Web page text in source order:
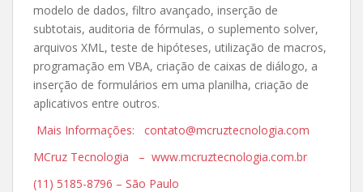
modelo de dados, filtro avançado, inserção de
subtotais, auditoria de fórmulas, o suplemento solver,
arquivos XML, teste de hipóteses, utilização de macros,
programação em VBA, criação de caixas de diálogo, a
inserção de formulários em uma planilha, criação de
aplicativos entre outros.
Mais Informações: contato@mcruztecnologia.com
MCruz Tecnologia – www.mcruztecnologia.com.br
(11) 5185-8796 – São Paulo